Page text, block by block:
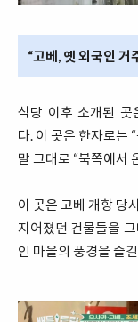
“고베, 옛 외국인 거
식당 이후 소개된 곳
다. 이 곳은 한자로는
말 그대로 “북쪽에서
이 곳은 고베 개항 당
지어졌던 건물들을
인 마을의 풍경을 즐